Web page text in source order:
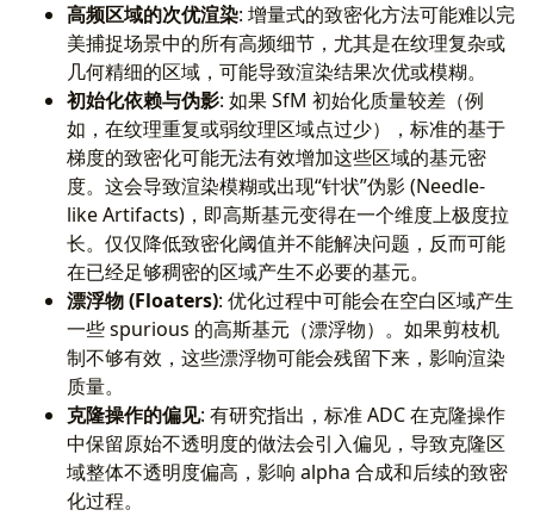
高频区域的次优渲染: 增量式的致密化方法可能难以完
美捕捉场景中的所有高频细节，尤其是在纹理复杂或
几何精细的区域，可能导致渲染结果次优或模糊。
初始化依赖与伪影: 如果 SfM 初始化质量较差（例
如，在纹理重复或弱纹理区域点过少），标准的基于
梯度的致密化可能无法有效增加这些区域的基元密
度。这会导致渲染模糊或出现“针状”伪影 (Needle-
like Artifacts)，即高斯基元变得在一个维度上极度拉
长。仅仅降低致密化阈值并不能解决问题，反而可能
在已经足够稠密的区域产生不必要的基元。
漂浮物 (Floaters): 优化过程中可能会在空白区域产生
一些 spurious 的高斯基元（漂浮物）。如果剪枝机
制不够有效，这些漂浮物可能会残留下来，影响渲染
质量。
克隆操作的偏见: 有研究指出，标准 ADC 在克隆操作
中保留原始不透明度的做法会引入偏见，导致克隆区
域整体不透明度偏高，影响 alpha 合成和后续的致密
化过程。